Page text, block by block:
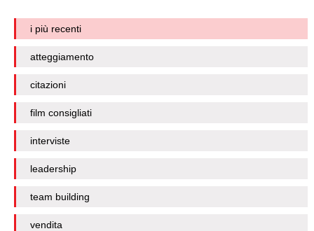
i più recenti
atteggiamento
citazioni
film consigliati
interviste
leadership
team building
vendita